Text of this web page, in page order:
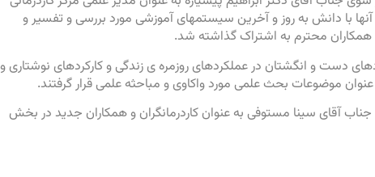
آنها با دانش به روز و آخرین سیستمهای آموزشی مورد بررسی و تفسیر و
همکاران محترم به اشتراک گذاشته شد.
دست و انگشتان در عملکردهای روزمره ی زندگی و کارکردهای نوشتاری و
موضوعات بحث علمی مورد واکاوی و مباحثه علمی قرار گرفتند.
آقای سینا مستوفی به عنوان کاردرمانگران و همکاران جدید در بخش